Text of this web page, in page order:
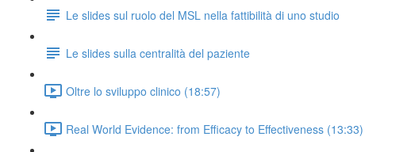
Le slides sul ruolo del MSL nella fattibilità di uno studio
Le slides sulla centralità del paziente
Oltre lo sviluppo clinico (18:57)
Real World Evidence: from Efficacy to Effectiveness (13:33)